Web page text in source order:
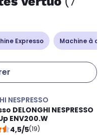
Expresso Machine à
NESPRESSO
DELONGHI NESPRESSO
ENV200.W
4,5/5(19)